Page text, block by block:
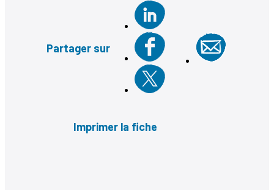
Partager sur
Imprimer la fiche